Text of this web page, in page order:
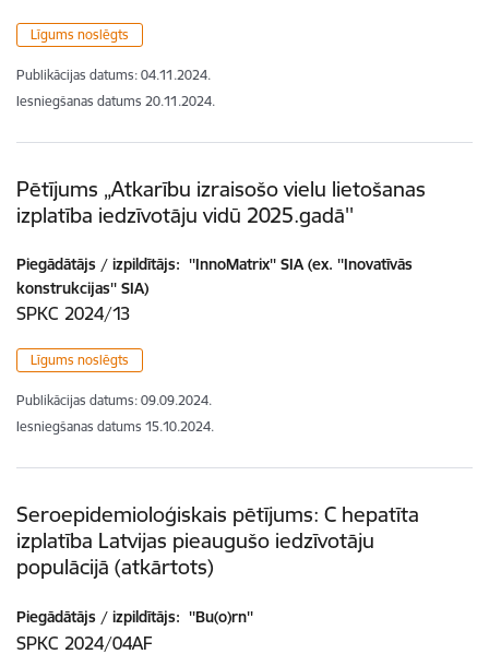
Līgums noslēgts
Publikācijas datums: 04.11.2024.
Iesniegšanas datums 20.11.2024.
Pētījums „Atkarību izraisošo vielu lietošanas
izplatība iedzīvotāju vidū 2025.gadā''
Piegādātājs / izpildītājs: ''InnoMatrix'' SIA (ex. ''Inovatīvās
konstrukcijas'' SIA)
SPKC 2024/13
Līgums noslēgts
Publikācijas datums: 09.09.2024.
Iesniegšanas datums 15.10.2024.
Seroepidemioloģiskais pētījums: C hepatīta
izplatība Latvijas pieaugušo iedzīvotāju
populācijā (atkārtots)
Piegādātājs / izpildītājs: ''Bu(o)rn''
SPKC 2024/04AF